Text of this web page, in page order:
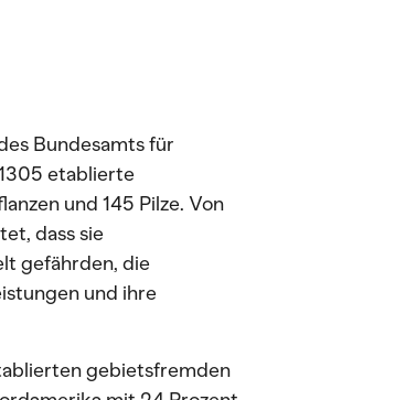
Bundesamts für
etablierte
und 145 Pilze. Von
dass sie
gefährden, die
und ihre
gebietsfremden